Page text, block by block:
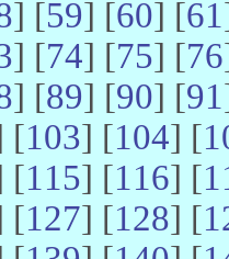
] [59] [60] [61
] [74] [75] [76
] [89] [90] [91
[103] [104] [
[115] [116] [
[127] [128] [